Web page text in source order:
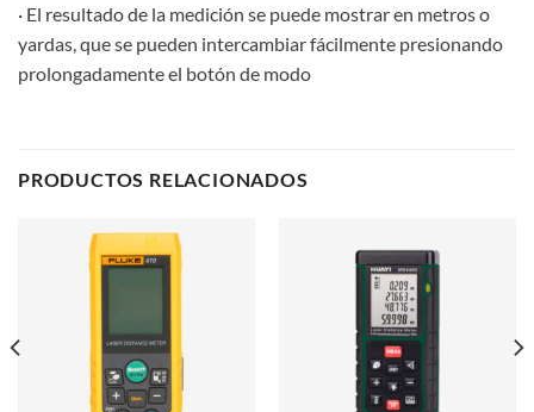
· El resultado de la medición se puede mostrar en metros o
yardas, que se pueden intercambiar fácilmente presionando
prolongadamente el botón de modo
PRODUCTOS RELACIONADOS